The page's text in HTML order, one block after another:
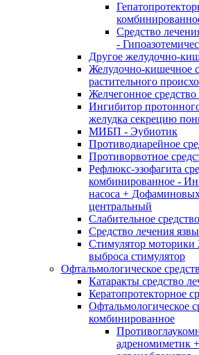
Средство
-
Другое желудочно-
Желудочно-кишечное
растительного
Желчегонное
Ингибитор
желудка секрецию
МИБП - Эубиотик
Противодиарейное
Противорвотное
Рефлюкс-эзофагита
комбинированное -
насоса +
центральный
Слабительное средство
Средство лечения
Стимулятор
выброса стимулятор
Офтальмологическое
Катаракты средство
Кератопротекторное
Офтальмологическое
комбинированное
адреномиметик